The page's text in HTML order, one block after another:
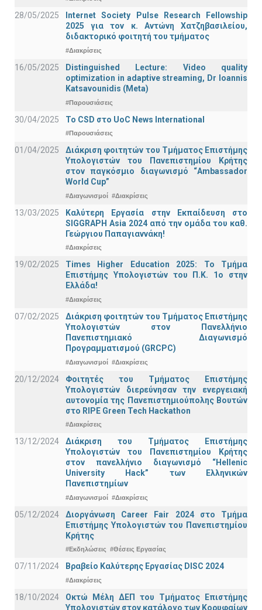
28/05/2025
Internet Society Pulse Research Fellowship
2025 για τον κ. Αντώνη Χατζηβασιλείου,
διδακτορικό φοιτητή του τμήματος
#Διακρίσεις
16/05/2025
Distinguished Lecture: Video quality
optimization in adaptive streaming, Dr Ioannis
Katsavounidis (Meta)
#Παρουσιάσεις
30/04/2025 To CSD στο UoC News International
#Παρουσιάσεις
01/04/2025
Διάκριση φοιτητών του Τμήματος Επιστήμης
Υπολογιστών του Πανεπιστημίου Κρήτης
στον παγκόσμιο διαγωνισμό “Ambassador
World Cup”
#Διαγωνισμοί #Διακρίσεις
13/03/2025
Καλύτερη Εργασία στην Εκπαίδευση στο
SIGGRAPH Asia 2024 από την ομάδα του καθ.
Γεώργιου Παπαγιαννάκη!
#Διακρίσεις
19/02/2025
Times Higher Education 2025: Το Τμήμα
Επιστήμης Υπολογιστών του Π.Κ. 1ο στην
Ελλάδα!
#Διακρίσεις
07/02/2025
Διάκριση φοιτητών του Τμήματος Επιστήμης
Υπολογιστών στον Πανελλήνιο
Πανεπιστημιακό Διαγωνισμό
Προγραμματισμού (GRCPC)
#Διαγωνισμοί #Διακρίσεις
20/12/2024
Φοιτητές του Τμήματος Επιστήμης
Υπολογιστών διερεύνησαν την ενεργειακή
αυτονομία της Πανεπιστημιούπολης Βουτών
στο RIPE Green Tech Hackathon
#Διακρίσεις
13/12/2024
Διάκριση του Τμήματος Επιστήμης
Υπολογιστών του Πανεπιστημίου Κρήτης
στον πανελλήνιο διαγωνισμό “Hellenic
University Hack” των Ελληνικών
Πανεπιστημίων
#Διαγωνισμοί #Διακρίσεις
05/12/2024
Διοργάνωση Career Fair 2024 στο Τμήμα
Επιστήμης Υπολογιστών του Πανεπιστημίου
Κρήτης
#Εκδηλώσεις #Θέσεις Εργασίας
07/11/2024 Βραβείο Καλύτερης Εργασίας DISC 2024
#Διακρίσεις
18/10/2024
Οκτώ Μέλη ΔΕΠ του Τμήματος Επιστήμης
Υπολογιστών στον κατάλογο των Κορυφαίων